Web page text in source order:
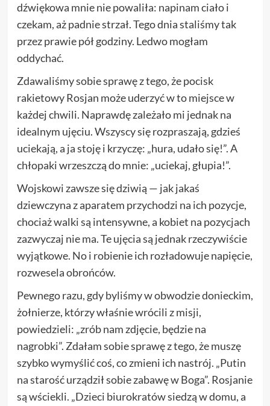
dźwiękowa mnie nie powaliła: napinam ciało i
czekam, aż padnie strzał. Tego dnia staliśmy tak
przez prawie pół godziny. Ledwo mogłam
oddychać.
Zdawaliśmy sobie sprawę z tego, że pocisk
rakietowy Rosjan może uderzyć w to miejsce w
każdej chwili. Naprawdę zależało mi jednak na
idealnym ujęciu. Wszyscy się rozpraszają, gdzieś
uciekają, a ja stoję i krzyczę: „hura, udało się!”. A
chłopaki wrzeszczą do mnie: „uciekaj, głupia!”.
Wojskowi zawsze się dziwią — jak jakaś
dziewczyna z aparatem przychodzi na ich pozycje,
chociaż walki są intensywne, a kobiet na pozycjach
zazwyczaj nie ma. Te ujęcia są jednak rzeczywiście
wyjątkowe. No i robienie ich rozładowuje napięcie,
rozwesela obrońców.
Pewnego razu, gdy byliśmy w obwodzie donieckim,
żołnierze, którzy właśnie wrócili z misji,
powiedzieli: „zrób nam zdjęcie, będzie na
nagrobki”. Zdałam sobie sprawę z tego, że muszę
szybko wymyślić coś, co zmieni ich nastrój. „Putin
na starość urządził sobie zabawę w Boga”. Rosjanie
są wściekli. „Dzieci biurokratów siedzą w domu, a